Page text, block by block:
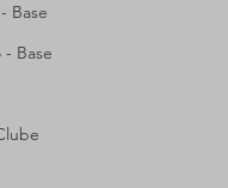
Base
Base